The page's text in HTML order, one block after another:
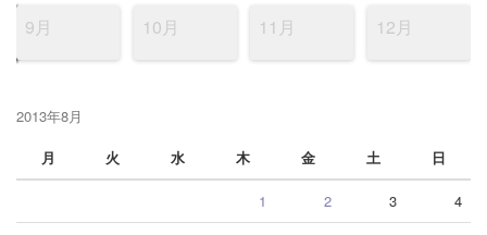
9月 10月 11月 12月
2013年8月
月
火 水 木 金 土 日
1 2 3 4